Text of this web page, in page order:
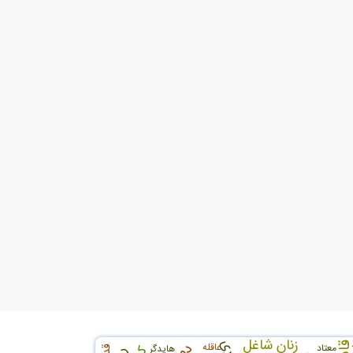
زنان شاغل معتاد عاقله هایدگر